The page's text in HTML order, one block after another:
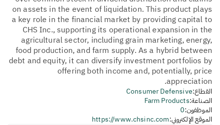
on assets in the event of liquidation. This product plays
a key role in the financial market by providing capital to
CHS Inc., supporting its operational expansion in the
agricultural sector, including grain marketing, energy,
food production, and farm supply. As a hybrid between
debt and equity, it can diversify investment portfolios by
offering both income and, potentially, price
appreciation.
القطاع:Consumer Defensive
الصناعة:Farm Products
الموظفون:0
الموقع الإلكتروني:https://www.chsinc.com